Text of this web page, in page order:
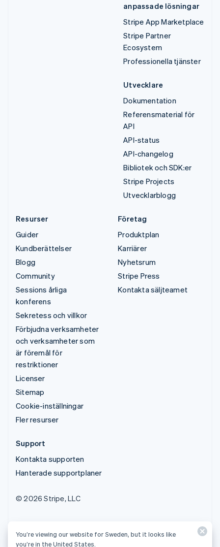
anpassade lösningar
Stripe App Marketplace
Stripe Partner
Ecosystem
Professionella tjänster
Utvecklare
Dokumentation
Referensmaterial för
API
API-status
API-changelog
Bibliotek och SDK:er
Stripe Projects
Utvecklarblogg
Resurser
Guider
Kundberättelser
Blogg
Community
Sessions årliga
konferens
Sekretess och villkor
Förbjudna verksamheter
och verksamheter som
är föremål för
restriktioner
Licenser
Sitemap
Cookie-inställningar
Fler resurser
Företag
Produktplan
Karriärer
Nyhetsrum
Stripe Press
Kontakta säljteamet
Support
Kontakta supporten
Hanterade supportplaner
© 2026 Stripe, LLC
You’re viewing our website for Sweden, but it looks like
you’re in the United States.